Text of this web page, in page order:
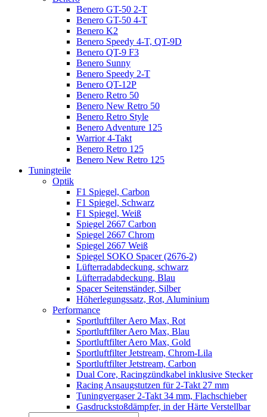
Benero GT-50 2-T
Benero GT-50 4-T
Benero K2
Benero Speedy 4-T, QT-9D
Benero QT-9 F3
Benero Sunny
Benero Speedy 2-T
Benero QT-12P
Benero Retro 50
Benero New Retro 50
Benero Retro Style
Benero Adventure 125
Warrior 4-Takt
Benero Retro 125
Benero New Retro 125
Tuningteile
Optik
F1 Spiegel, Carbon
F1 Spiegel, Schwarz
F1 Spiegel, Weiß
Spiegel 2667 Carbon
Spiegel 2667 Chrom
Spiegel 2667 Weiß
Spiegel SOKO Spacer (2676-2)
Lüfterradabdeckung, schwarz
Lüfterradabdeckung, Blau
Spacer Seitenständer, Silber
Höherlegungssatz, Rot, Aluminium
Performance
Sportluftfilter Aero Max, Rot
Sportluftfilter Aero Max, Blau
Sportluftfilter Aero Max, Gold
Sportluftfilter Jetstream, Chrom-Lila
Sportluftfilter Jetstream, Carbon
Dual Core, Racingzündkabel inklusive Stecker
Racing Ansaugstutzen für 2-Takt 27 mm
Tuningvergaser 2-Takt 34 mm, Flachschieber
Gasdruckstoßdämpfer, in der Härte Verstellbar